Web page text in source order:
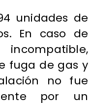
unidades de
En caso de
fuga de gas y
no fue
por un